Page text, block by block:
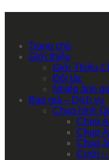
Trang chủ
Giới thiệu
Giới Thiệu
Đối tác
Nhiếp ảnh
Báo giá – Dịch vụ
Chụp hình
Chụp
Chụp
Chụp
Cưới –